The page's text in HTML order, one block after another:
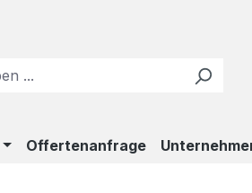
Offertenanfrage